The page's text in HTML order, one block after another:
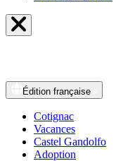
Édition française
Cotignac
Vacances
Castel Gandolfo
Adoption